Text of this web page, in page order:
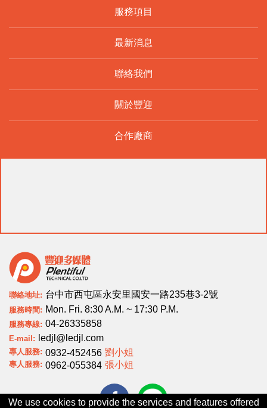
We use cookies to provide the services and features offered
服務項目
最新消息
聯絡我們
關於豐迎
合作廠商
聯絡地址: 台中市西屯區永安里國安一路235巷3-2號
服務時間: Mon. Fri. 8:30 A.M. ~ 17:30 P.M.
服務專線: 04-26335858
E-mail: ledjl@ledjl.com
專人服務: 0932-452456 劉小姐
專人服務: 0962-055384 張小姐